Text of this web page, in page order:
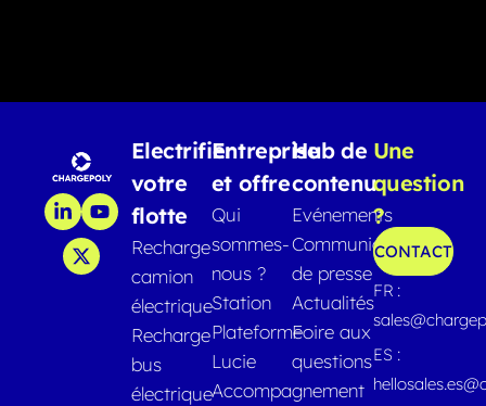
Electrifier
votre
flotte
Recharge
camion
électrique
Recharge
bus
électrique
Entreprise
et offre
Qui
sommes-
nous ?
Station
Plateforme
Lucie
Accompagnement
Hub de
contenu
Evénements
Communiqués
de presse
Actualités
Foire aux
questions
Une
question
?
CONTACT
FR :
ES :